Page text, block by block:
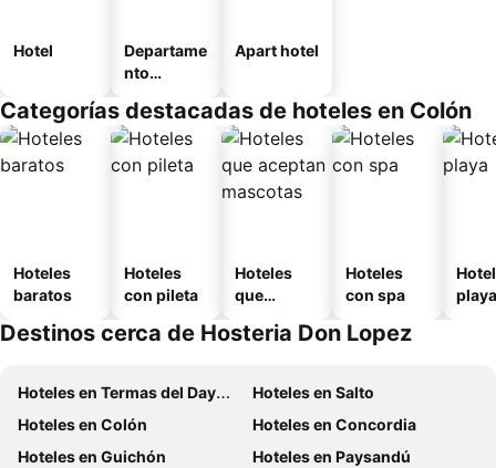
Hotel
Departame
nto
Apart hotel
Categorías destacadas de hoteles en Colón
Hoteles
baratos
Hoteles
con pileta
Hoteles
que
mascotas
Hoteles
con spa
playa
Destinos cerca de Hosteria Don Lopez
Hoteles en Termas del Dayman
Hoteles en Salto
Hoteles en Colón
Hoteles en Concordia
Hoteles en Guichón
Hoteles en Paysandú